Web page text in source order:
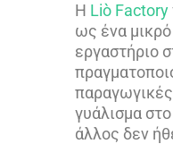
H Liò Factory
ως ένα
εργαστήριο
γυάλισμα
άλλος δεν